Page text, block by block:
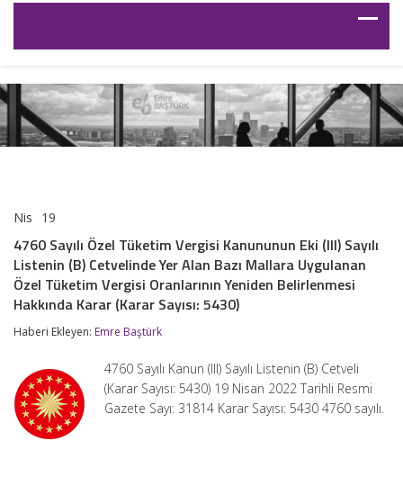
Nis 19
Özel
Tüketim
Vergisi
Kanununun
Eki
Sayılı
Cetvelinde
Yer
Alan
Bazı
4760 Sayılı Özel Tüketim Vergisi Kanununun Eki (III) Sayılı
Listenin (B) Cetvelinde Yer Alan Bazı Mallara Uygulanan
Özel Tüketim Vergisi Oranlarının Yeniden Belirlenmesi
Hakkında Karar (Karar Sayısı: 5430)
Haberi Ekleyen: Emre Baştürk
4760 Sayılı Kanun (III) Sayılı Listenin (B) Cetveli
(Karar Sayısı: 5430) 19 Nisan 2022 Tarihli Resmi
Gazete Sayı: 31814 Karar Sayısı: 5430 4760 sayılı.